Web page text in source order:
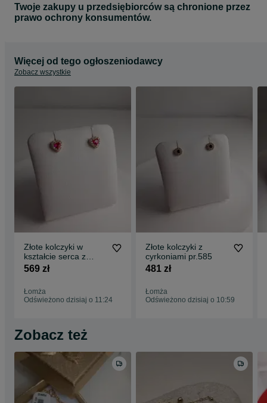
Twoje zakupy u przedsiębiorców są chronione przez
prawo ochrony konsumentów.
Więcej od tego ogłoszeniodawcy
Zobacz wszystkie
Złote kolczyki w
kształcie serca z
cyrkoniami pr.585
569 zł
Łomża
Odświeżono dzisiaj o 11:24
Złote kolczyki z
cyrkoniami pr.585
481 zł
Łomża
Odświeżono dzisiaj o 10:59
Zobacz też